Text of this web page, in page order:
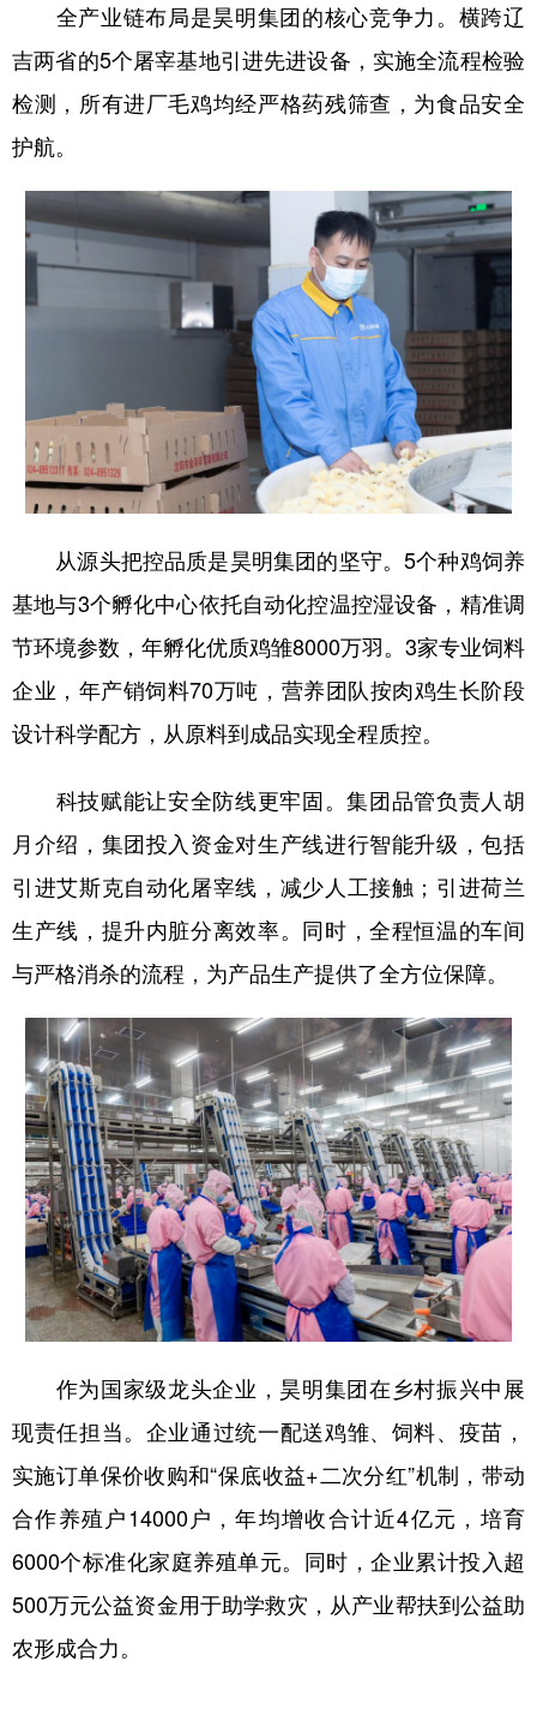
Русский язык 日本語 한국어
Deutsch Português
全产业链布局是昊明集团的核心竞争力。横跨辽
吉两省的5个屠宰基地引进先进设备，实施全流程检验
检测，所有进厂毛鸡均经严格药残筛查，为食品安全
护航。
从源头把控品质是昊明集团的坚守。5个种鸡饲养
基地与3个孵化中心依托自动化控温控湿设备，精准调
节环境参数，年孵化优质鸡雏8000万羽。3家专业饲料
企业，年产销饲料70万吨，营养团队按肉鸡生长阶段
设计科学配方，从原料到成品实现全程质控。
科技赋能让安全防线更牢固。集团品管负责人胡
月介绍，集团投入资金对生产线进行智能升级，包括
引进艾斯克自动化屠宰线，减少人工接触；引进荷兰
生产线，提升内脏分离效率。同时，全程恒温的车间
与严格消杀的流程，为产品生产提供了全方位保障。
作为国家级龙头企业，昊明集团在乡村振兴中展
现责任担当。企业通过统一配送鸡雏、饲料、疫苗，
实施订单保价收购和“保底收益+二次分红”机制，带动
合作养殖户14000户，年均增收合计近4亿元，培育
6000个标准化家庭养殖单元。同时，企业累计投入超
500万元公益资金用于助学救灾，从产业帮扶到公益助
农形成合力。